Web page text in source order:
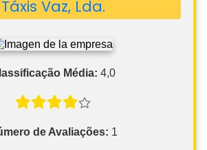
Táxis Vaz, Lda.
Média: 4,0
de Avaliações: 1